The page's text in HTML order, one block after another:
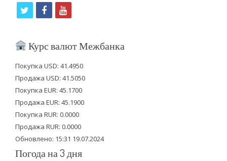
i
t
e
r
f
b
o
o
k
y
u
b
e
Курс валют Межбанка
Покупка USD: 41.4950
Продажа USD: 41.5050
Покупка EUR: 45.1700
Продажа EUR: 45.1900
Покупка RUR: 0.0000
Продажа RUR: 0.0000
Обновлено: 15:31 19.07.2024
Погода на 3 дня